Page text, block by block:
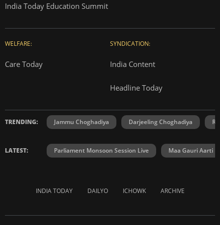
India Today Education Summit
WELFARE:
Care Today
SYNDICATION:
India Content
Headline Today
TRENDING: Jammu Choghadiya Darjeeling Choghadiya
LATEST: Parliament Monsoon Session Live Maa Gauri Aarti
INDIA TODAY DAILYO ICHOWK ARCHIVE